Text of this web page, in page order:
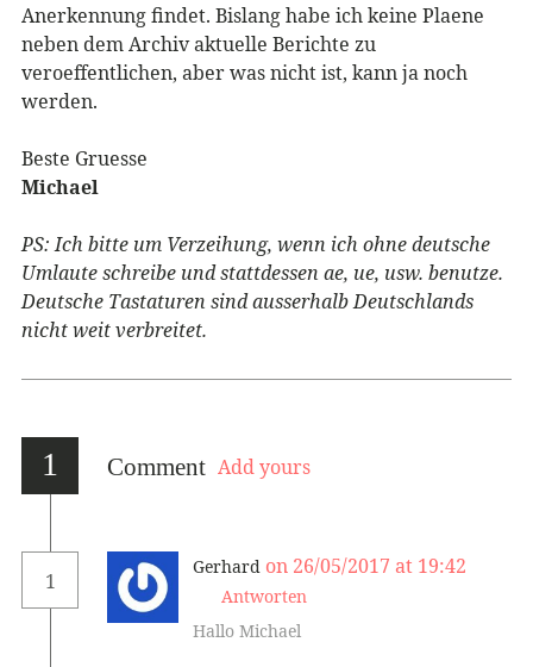
Anerkennung findet. Bislang habe ich keine Plaene
neben dem Archiv aktuelle Berichte zu
veroeffentlichen, aber was nicht ist, kann ja noch
werden.
Beste Gruesse
Michael
PS: Ich bitte um Verzeihung, wenn ich ohne deutsche
Umlaute schreibe und stattdessen ae, ue, usw. benutze.
Deutsche Tastaturen sind ausserhalb Deutschlands
nicht weit verbreitet.
1 Comment Add yours
1
Gerhard on 26/05/2017 at 19:42
Antworten
Hallo Michael